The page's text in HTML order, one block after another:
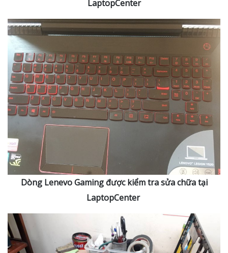
LaptopCenter
Dòng Lenevo Gaming được kiểm tra sửa chữa tại
LaptopCenter